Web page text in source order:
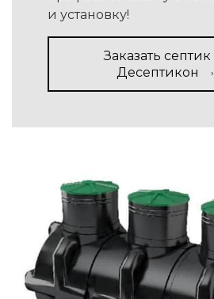
и установку!
Заказать септик
Десептикон